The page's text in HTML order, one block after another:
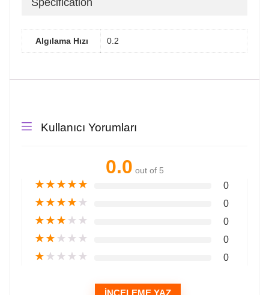
Algılama Hızı 0.2
Kullanıcı Yorumları
0.0 out of 5
★★★★★ 0
★★★★★ 0
★★★★★ 0
★★★★★ 0
★★★★★ 0
İNCELEME YAZ